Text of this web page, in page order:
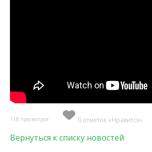
118 просмотров 0 отметок «Нравится»
Вернуться к списку новостей